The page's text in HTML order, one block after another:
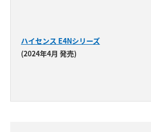
ハイセンス E4Nシリーズ
(2024年4月 発売)